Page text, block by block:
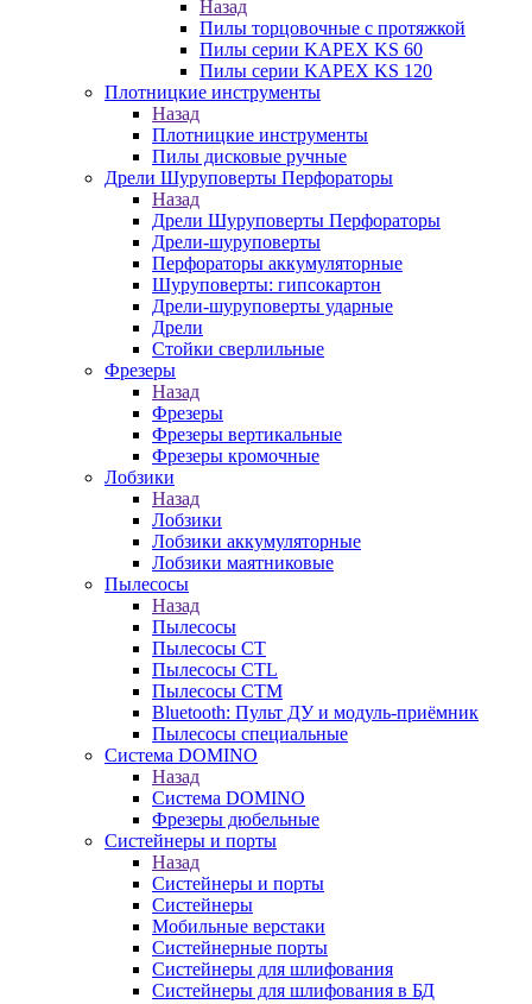
Назад
Пилы торцовочные с протяжкой
Пилы серии KAPEX KS 60
Пилы серии KAPEX KS 120
Плотницкие инструменты
Назад
Плотницкие инструменты
Пилы дисковые ручные
Дрели Шуруповерты Перфораторы
Назад
Дрели Шуруповерты Перфораторы
Дрели-шуруповерты
Перфораторы аккумуляторные
Шуруповерты: гипсокартон
Дрели-шуруповерты ударные
Дрели
Стойки сверлильные
Фрезеры
Назад
Фрезеры
Фрезеры вертикальные
Фрезеры кромочные
Лобзики
Назад
Лобзики
Лобзики аккумуляторные
Лобзики маятниковые
Пылесосы
Назад
Пылесосы
Пылесосы CT
Пылесосы CTL
Пылесосы CTM
Bluetooth: Пульт ДУ и модуль-приёмник
Пылесосы специальные
Система DOMINO
Назад
Система DOMINO
Фрезеры дюбельные
Систейнеры и порты
Назад
Систейнеры и порты
Систейнеры
Мобильные верстаки
Систейнерные порты
Систейнеры для шлифования
Систейнеры для шлифования в БД